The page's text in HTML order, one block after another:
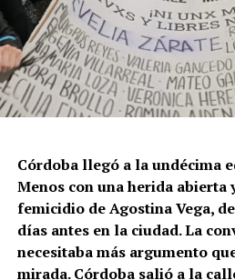
Córdoba llegó a la undécima
Menos con una herida abierta
femicidio de Agostina Vega,
días antes en la ciudad. La
necesitaba más argumento
mirada. Córdoba salió a la